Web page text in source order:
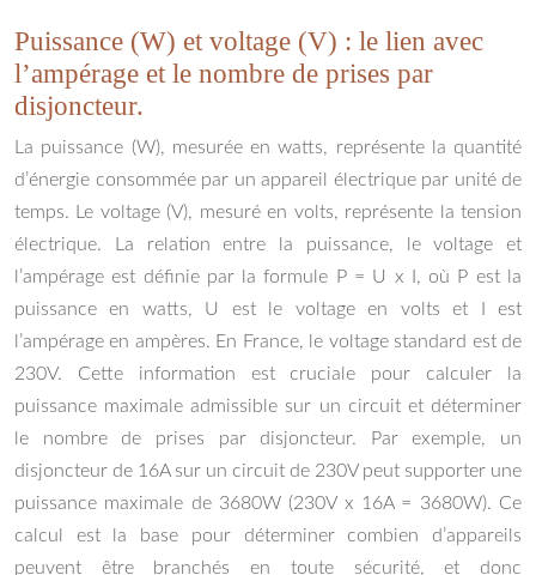
Puissance (W) et voltage (V) : le lien avec
l’ampérage et le nombre de prises par
disjoncteur.
La puissance (W), mesurée en watts, représente la quantité
d’énergie consommée par un appareil électrique par unité de
temps. Le voltage (V), mesuré en volts, représente la tension
électrique. La relation entre la puissance, le voltage et
l’ampérage est définie par la formule P = U x I, où P est la
puissance en watts, U est le voltage en volts et I est
l’ampérage en ampères. En France, le voltage standard est de
230V. Cette information est cruciale pour calculer la
puissance maximale admissible sur un circuit et déterminer
le nombre de prises par disjoncteur. Par exemple, un
disjoncteur de 16A sur un circuit de 230V peut supporter une
puissance maximale de 3680W (230V x 16A = 3680W). Ce
calcul est la base pour déterminer combien d’appareils
peuvent être branchés en toute sécurité, et donc